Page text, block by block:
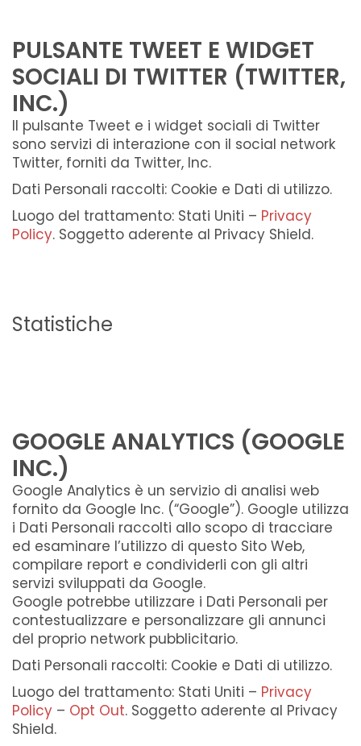
PULSANTE TWEET E WIDGET
SOCIALI DI TWITTER (TWITTER,
INC.)
Il pulsante Tweet e i widget sociali di Twitter
sono servizi di interazione con il social network
Twitter, forniti da Twitter, Inc.
Dati Personali raccolti: Cookie e Dati di utilizzo.
Luogo del trattamento: Stati Uniti – Privacy
Policy. Soggetto aderente al Privacy Shield.
Statistiche
GOOGLE ANALYTICS (GOOGLE
INC.)
Google Analytics è un servizio di analisi web
fornito da Google Inc. (“Google”). Google utilizza
i Dati Personali raccolti allo scopo di tracciare
ed esaminare l’utilizzo di questo Sito Web,
compilare report e condividerli con gli altri
servizi sviluppati da Google.
Google potrebbe utilizzare i Dati Personali per
contestualizzare e personalizzare gli annunci
del proprio network pubblicitario.
Dati Personali raccolti: Cookie e Dati di utilizzo.
Luogo del trattamento: Stati Uniti – Privacy
Policy – Opt Out. Soggetto aderente al Privacy
Shield.